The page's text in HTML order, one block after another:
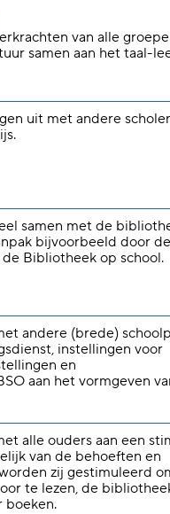
van alle
samen aan het taal-
uit met andere
samen met de
bijvoorbeeld door
Bibliotheek op school.
andere (brede)
instellingen voor
en
aan het vormgeven
alle ouders aan een
van de behoeften en
zij gestimuleerd
te lezen, de
boeken.